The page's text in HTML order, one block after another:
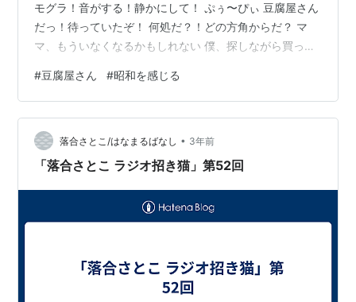
モグラ！音がする！静かにして！ ぷぅ〜ぴぃ 豆腐屋さん
だっ！待っていたぞ！ 何処だ？！どの方角からだ？ マ
マ、もういなくなるかもしれない 僕、探しながら買って
した ぷぅぴぃの豆腐屋さんで買ってみたい そんな事を記
事にした気がする あったあった↓ shovelmama.com 暫
くして玄関が開く カシャカシャとビニール袋が擦れる音
おっ買えたみたい 汗ばむモグラの右手に木綿豆腐が1丁
おいくらでした？ 300円だった 1丁300円なん…
#豆腐屋さん #昭和を感じる
落合さとこ/はなまるばなし • 3年前
「落合さとこ ラジオ招き猫」第52回